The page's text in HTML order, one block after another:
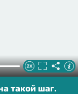
такой шаг.